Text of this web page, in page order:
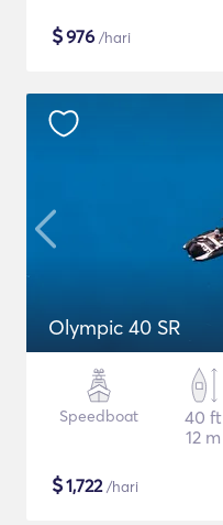
$976 /hari
Olympic 40 SR
Speedboat
40 ft
12 m
$1,722/hari